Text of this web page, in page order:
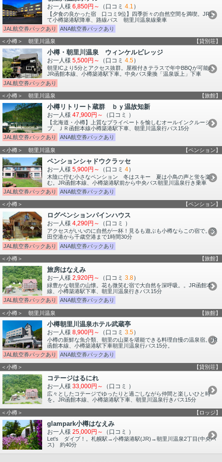
お一人様 6,850円～ （口コミ 4.1 ）
【夕食の良かった宿 口コミ9位】四季折々の自然空間を満喫。JRに
て小樽築港駅降車、路線バス 朝里川温泉線乗車
JAL航空券パックあり
ANA航空券パックあり
＜小樽＞ 朝里川温泉 【貸別荘】
小樽・朝里川温泉 ウィンケルビレッジ
お一人様 5,500円～ （口コミ 4.5）
朝里ICより5分とアクセス抜群。屋根付きテラスで年中BBQが可能♪。
JR函館本線、小樽築港駅下車。中央バス乗換「温泉坂上」下車
JAL航空券パックあり
＜小樽＞ 朝里川温泉 【旅館】
小樽リトリート蔵群 ｂｙ温故知新
お一人様 47,900円～ （口コミ ）
【北海道・小樽】上質なプライベートを愉しむオールインクルーシ
ブ。ＪＲ函館本線小樽築港駅下車、朝里川温泉行バス15分
JAL航空券パックあり
ANA航空券パックあり
＜小樽＞ 朝里川温泉 【ペンション】
ペンションシャドウクラッセ
お一人様 5,900円～ （口コミ 4）
木陰に佇む小さなペンション 冬はスキー 夏は小鳥の声と蛍を楽し
む。JR函館本線、小樽築港駅前から中央バス朝里川温泉行き乗車
JAL航空券パックあり
ANA航空券パックあり
＜小樽＞ 【ペンション】
ログペンションパインハウス
お一人様 4,290円～ （口コミ ）
アクセスがいいのに自然が一杯！見るも遊ぶも小樽ならこの宿で。羽
田空港から千歳空港まで1時間30分
JAL航空券パックあり
ANA航空券パックあり
＜小樽＞ 【旅館】
旅房はなえみ
お一人様 2,920円～ （口コミ 3.8）
緑豊かな朝里の山懐。花も微笑む宿で大自然を深呼吸。。JR函館本
線、小樽築港駅下車、朝里川温泉行きバス15分
JAL航空券パックあり
ANA航空券パックあり
＜小樽＞ 朝里川温泉 【旅館】
小樽朝里川温泉ホテル武蔵亭
お一人様 8,900円～ （口コミ 3.5）
小樽の新鮮な魚介類、朝里の山菜を堪能できる料理自慢の温泉宿。JR
函館本線、小樽築港駅下車朝里川温泉行バス15分。
JAL航空券パックあり
ANA航空券パックあり
＜小樽＞ 【貸別荘】
コテージはるにれ
お一人様 33,000円～ （口コミ ）
広々としたコテージでゆったりと過ごしながら仲間と楽しいひと時
を。JR函館本線、小樽築港駅下車、朝里川温泉行きバス15分
＜小樽＞ 【ロッジ】
glampark小樽はなえみ
お一人様 25,000円～ （口コミ ）
Let's ダイブ！。札幌駅→小樽築港駅(JR)→朝里川温泉2丁目(中央バ
ス) 約40分